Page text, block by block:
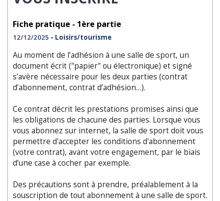
Fiche pratique - 1ère partie
12/12/2025 - Loisirs/tourisme
Au moment de l’adhésion à une salle de sport, un
document écrit ("papier" ou électronique) et signé
s’avère nécessaire pour les deux parties (contrat
d’abonnement, contrat d’adhésion…).
Ce contrat décrit les prestations promises ainsi que
les obligations de chacune des parties. Lorsque vous
vous abonnez sur internet, la salle de sport doit vous
permettre d'accepter les conditions d'abonnement
(votre contrat), avant votre engagement, par le biais
d’une case à cocher par exemple.
Des précautions sont à prendre, préalablement à la
souscription de tout abonnement à une salle de sport.